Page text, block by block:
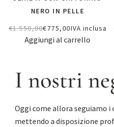
NERO IN PELLE
€1.550,00€775,00IVA inclusa
Aggiungi al carrello
I nostri
Oggi come allora seguiamo
mettendo a disposizione